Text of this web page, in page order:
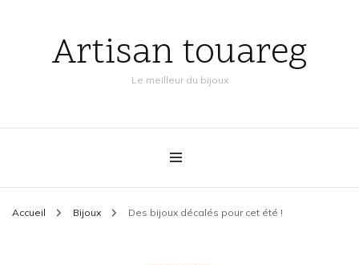
Artisan touareg
Le meilleur du bijoux
Accueil Bijoux Des bijoux décalés pour cet été !